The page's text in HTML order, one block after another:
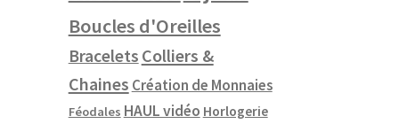
Boucles d'Oreilles
Bracelets Colliers &
Chaines Création de Monnaies
Féodales HAUL vidéo Horlogerie